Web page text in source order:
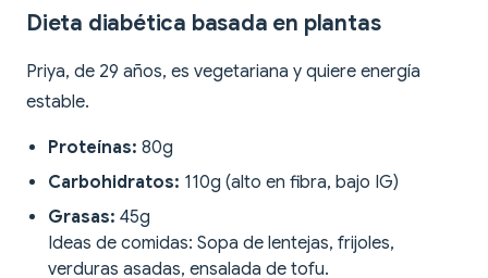
Dieta diabética basada en plantas
Priya, de 29 años, es vegetariana y quiere energía
estable.
Proteínas: 80g
Carbohidratos: 110g (alto en fibra, bajo IG)
Grasas: 45g
Ideas de comidas: Sopa de lentejas, frijoles,
verduras asadas, ensalada de tofu.